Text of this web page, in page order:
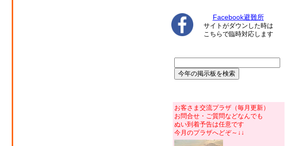
Facebook避難所
サイトがダウンした時は
こちらで臨時対応します
お客さま交流プラザ（毎月更新）
お問合せ・ご質問などなんでも
ぬい到着予告は任意です
今月のプラザへどぞ～↓↓